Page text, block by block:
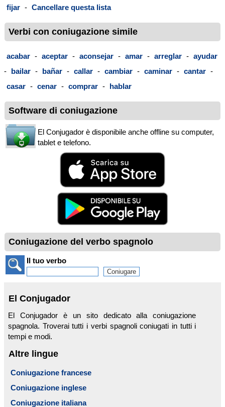
fijar - Cancellare questa lista
Verbi con coniugazione simile
acabar - aceptar - aconsejar - amar - arreglar - ayudar
- bailar - bañar - callar - cambiar - caminar - cantar -
casar - cenar - comprar - hablar
Software di coniugazione
El Conjugador è disponibile anche offline su computer,
tablet e telefono.
Coniugazione del verbo spagnolo
Il tuo verbo
El Conjugador
El Conjugador è un sito dedicato alla coniugazione
spagnola. Troverai tutti i verbi spagnoli coniugati in tutti i
tempi e modi.
Altre lingue
Coniugazione francese
Coniugazione inglese
Coniugazione italiana